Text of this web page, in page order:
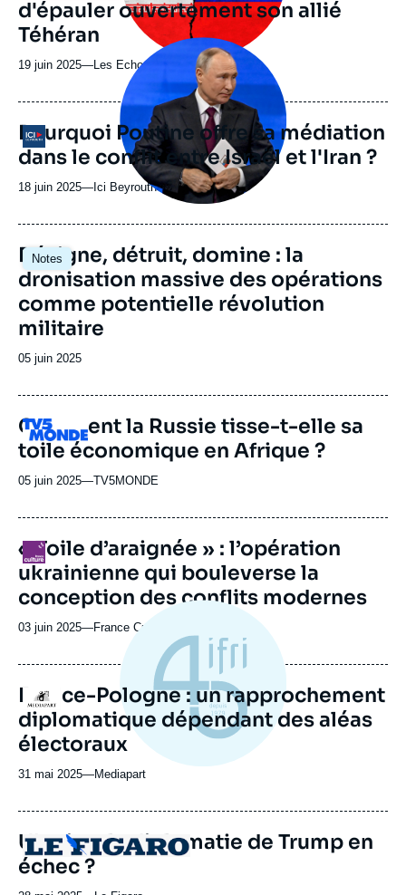
d'épauler ouvertement son allié
Téhéran
19 juin 2025—Nom
journal,
revue
ou
émission
Les Echos
Logo
Image
principale
médiatique
Pourquoi Poutine offre sa médiation
dans le conflit entre Israël et l'Iran ?
18 juin 2025— Nom
journal,
ou
émission
Ici Beyrouth
Notes
Image
principale
Désigne, détruit, domine : la
dronisation massive des opérations
comme potentielle révolution
militaire
Date
publication
05 juin 2025
Logo
Comment la Russie tisse-t-elle sa
toile économique en Afrique ?
05 juin 2025—Nom
journal,
ou
émission
TV5MONDE
Logo
« Toile d’araignée » : l’opération
ukrainienne qui bouleverse la
conception des conflits modernes
03 juin 2025—Nom
journal,
ou
émission
France Culture
Logo
France-Pologne : un rapprochement
diplomatique dépendant des aléas
électoraux
31 mai 2025—Nom
journal,
ou
émission
Mediapart
Logo
Ukraine, la diplomatie de Trump en
échec ?